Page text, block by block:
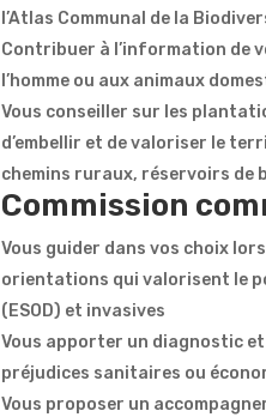
l’Atlas Communal de la
Contribuer à l’information de
l’homme ou aux animaux
Vous conseiller sur les
d’embellir et de valoriser le
chemins ruraux, réservoirs de
Commission
Vous guider dans vos choix
orientations qui valorisent le
(ESOD) et invasives
Vous apporter un diagnostic
préjudices sanitaires ou
Vous proposer un